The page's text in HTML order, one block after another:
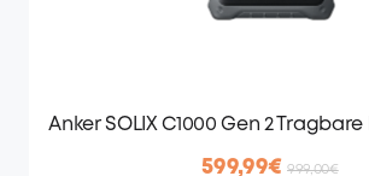
Anker SOLIX C1000 Gen 2
599,99€ 999,00€